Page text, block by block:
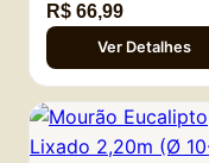
R$ 66,99
Ver Detalhes